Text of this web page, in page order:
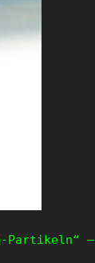
Partikeln“ –